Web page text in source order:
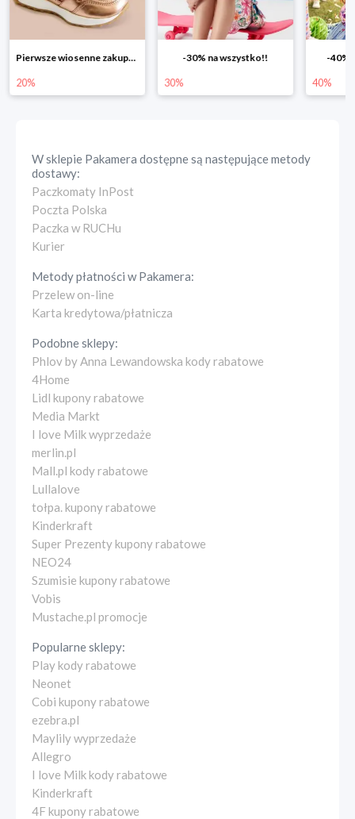
Pierwsze wiosenne zakupy -20%
20%
-30% na wszystko!!
30%
-40%
40%
W sklepie Pakamera dostępne są następujące metody
dostawy:
Paczkomaty InPost
Poczta Polska
Paczka w RUCHu
Kurier
Metody płatności wPakamera:
Przelew on-line
Karta kredytowa/płatnicza
Podobne sklepy:
Phlov by Anna Lewandowska kody rabatowe
4Home
Lidl kupony rabatowe
Media Markt
I love Milk wyprzedaże
merlin.pl
Mall.pl kody rabatowe
Lullalove
tołpa. kupony rabatowe
Kinderkraft
Super Prezenty kupony rabatowe
NEO24
Szumisie kupony rabatowe
Vobis
Mustache.pl promocje
Popularne sklepy:
Play kody rabatowe
Neonet
Cobi kupony rabatowe
ezebra.pl
Maylily wyprzedaże
Allegro
I love Milk kody rabatowe
Kinderkraft
4F kupony rabatowe